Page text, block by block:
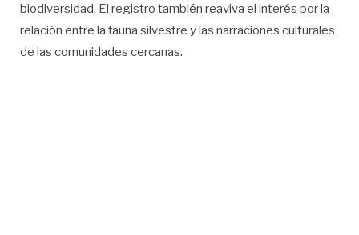
biodiversidad. El registro también reaviva el interés por la
relación entre la fauna silvestre y las narraciones culturales
de las comunidades cercanas.